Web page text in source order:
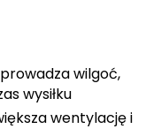
wilgoć,
wysiłku
wentylację i